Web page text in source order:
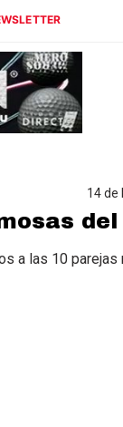
14 de
a las 10